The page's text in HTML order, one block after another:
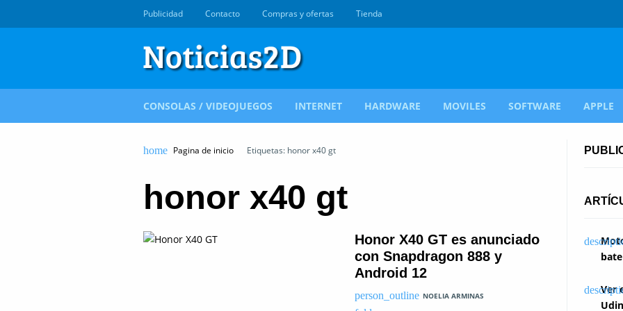
Publicidad Contacto Compras y ofertas Tienda
CONSOLAS / VIDEOJUEGOS INTERNET HARDWARE MOVILES SOFTWARE APPLE
Pagina de inicio Etiquetas: honor x40 gt
honor x40 gt
Honor X40 GT es anunciado
con Snapdragon 888 y
Android 12
NOELIA ARMINAS
Ver